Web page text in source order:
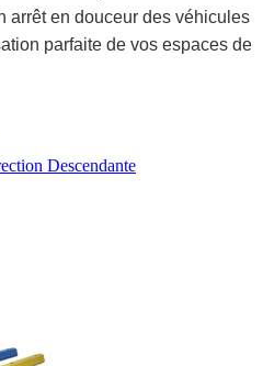
arrêt en douceur des véhicules
parfaite de vos espaces de
Descendante